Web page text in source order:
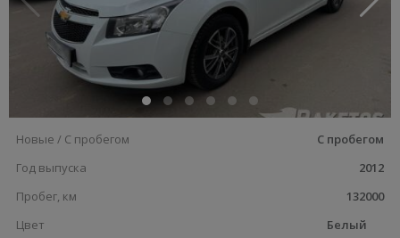
Новые / С пробегом
С пробегом
Год выпуска
2012
Пробег, км
132000
Цвет
Белый